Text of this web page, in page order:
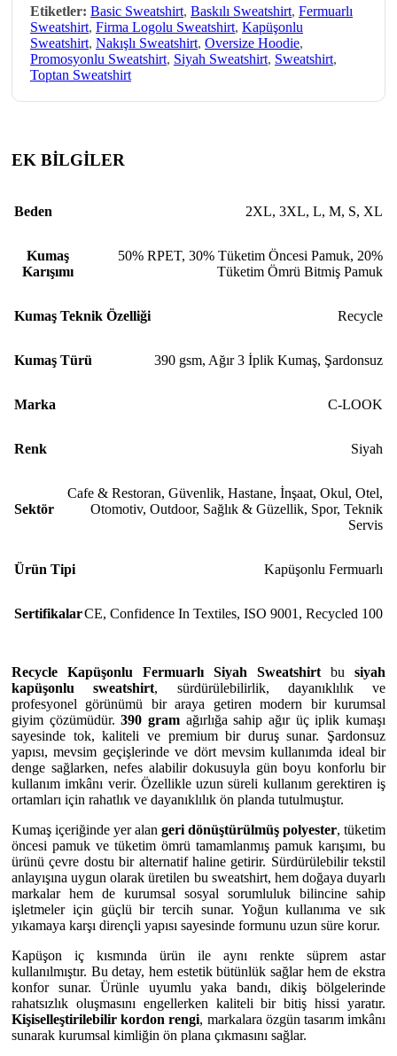
Etiketler: Basic Sweatshirt, Baskılı Sweatshirt, Fermuarlı
Sweatshirt, Firma Logolu Sweatshirt, Kapüşonlu
Sweatshirt, Nakışlı Sweatshirt, Oversize Hoodie,
Promosyonlu Sweatshirt, Siyah Sweatshirt, Sweatshirt,
Toptan Sweatshirt
EK BİLGİLER
Beden 2XL, 3XL, L, M, S, XL
Kumaş
Karışımı
50% RPET, 30% Tüketim Öncesi Pamuk, 20%
Tüketim Ömrü Bitmiş Pamuk
Kumaş Teknik Özelliği Recycle
Kumaş Türü 390 gsm, Ağır 3 İplik Kumaş, Şardonsuz
Marka C-LOOK
Renk Siyah
Sektör
Cafe & Restoran, Güvenlik, Hastane, İnşaat, Okul, Otel,
Otomotiv, Outdoor, Sağlık & Güzellik, Spor, Teknik
Servis
Ürün Tipi Kapüşonlu Fermuarlı
SertifikalarCE, Confidence In Textiles, ISO 9001 , Recycled 100
Recycle Kapüşonlu Fermuarlı Siyah Sweatshirt bu siyah
kapüşonlu sweatshirt, sürdürülebilirlik, dayanıklılık ve
profesyonel görünümü bir araya getiren modern bir kurumsal
giyim çözümüdür.390 gram ağırlığa sahip ağır üç iplik kumaşı
sayesinde tok, kaliteli ve premium bir duruş sunar. Şardonsuz
yapısı, mevsim geçişlerinde ve dört mevsim kullanımda ideal bir
denge sağlarken, nefes alabilir dokusuyla gün boyu konforlu bir
kullanım imkânı verir. Özellikle uzun süreli kullanım gerektiren iş
ortamları için rahatlık ve dayanıklılık ön planda tutulmuştur.
Kumaş içeriğinde yer alan geri dönüştürülmüş polyester, tüketim
öncesi pamuk ve tüketim ömrü tamamlanmış pamuk karışımı, bu
ürünü çevre dostu bir alternatif haline getirir. Sürdürülebilir tekstil
anlayışına uygun olarak üretilen bu sweatshirt, hem doğaya duyarlı
markalar hem de kurumsal sosyal sorumluluk bilincine sahip
işletmeler için güçlü bir tercih sunar. Yoğun kullanıma ve sık
yıkamaya karşı dirençli yapısı sayesinde formunu uzun süre korur.
Kapüşon iç kısmında ürün ile aynı renkte süprem astar
kullanılmıştır. Bu detay, hem estetik bütünlük sağlar hem de ekstra
konfor sunar. Ürünle uyumlu yaka bandı, dikiş bölgelerinde
rahatsızlık oluşmasını engellerken kaliteli bir bitiş hissi yaratır.
Kişiselleştirilebilir kordon rengi, markalara özgün tasarım imkânı
sunarak kurumsal kimliğin ön plana çıkmasını sağlar.